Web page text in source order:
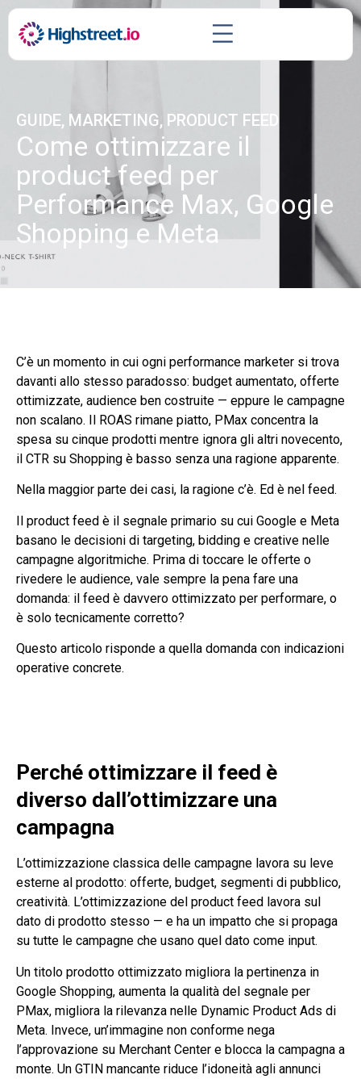
GUIDE, MARKETING, PRODUCT FEED
Come ottimizzare il
product feed per
Performance Max, Google
Shopping e Meta
C’è un momento in cui ogni performance marketer si trova
davanti allo stesso paradosso: budget aumentato, offerte
ottimizzate, audience ben costruite — eppure le campagne
non scalano. Il ROAS rimane piatto, PMax concentra la
spesa su cinque prodotti mentre ignora gli altri novecento,
il CTR su Shopping è basso senza una ragione apparente.
Nella maggior parte dei casi, la ragione c’è. Ed è nel feed.
Il product feed è il segnale primario su cui Google e Meta
basano le decisioni di targeting, bidding e creative nelle
campagne algoritmiche. Prima di toccare le offerte o
rivedere le audience, vale sempre la pena fare una
domanda: il feed è davvero ottimizzato per performare, o
è solo tecnicamente corretto?
Questo articolo risponde a quella domanda con indicazioni
operative concrete.
Perché ottimizzare il feed è
diverso dall’ottimizzare una
campagna
L’ottimizzazione classica delle campagne lavora su leve
esterne al prodotto: offerte, budget, segmenti di pubblico,
creatività. L’ottimizzazione del product feed lavora sul
dato di prodotto stesso — e ha un impatto che si propaga
su tutte le campagne che usano quel dato come input.
Un titolo prodotto ottimizzato migliora la pertinenza in
Google Shopping, aumenta la qualità del segnale per
PMax, migliora la rilevanza nelle Dynamic Product Ads di
Meta. Invece, un’immagine non conforme nega
l’approvazione su Merchant Center e blocca la campagna a
monte. Un GTIN mancante riduce l’idoneità agli annunci